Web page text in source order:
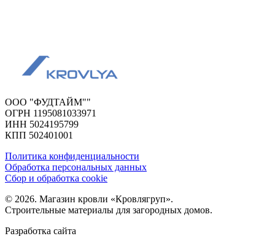
ООО "ФУДТАЙМ""
ОГРН 1195081033971
ИНН 5024195799
КПП 502401001
Политика конфиденциальности
Обработка персональных данных
Сбор и обработка cookie
© 2026. Магазин кровли «Кровлягруп».
Строительные материалы для загородных домов.
Разработка сайта